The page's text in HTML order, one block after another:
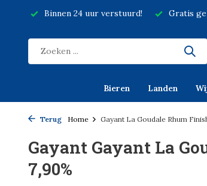
Binnen 24 uur verstuurd! Gratis
Bieren Landen
Terug Home Gayant La Goudale Rhum
Gayant Gayant La
7,90%